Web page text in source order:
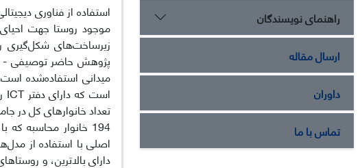
استفاده از فناوری
موجود روستا جهت احیای
زیرساخت‌های شکل‌گیری
پژوهش حاضر توصیفی -
194 خانوار
راهنمای نویسندگان
ارسال مقاله
داوران
تماس با ما